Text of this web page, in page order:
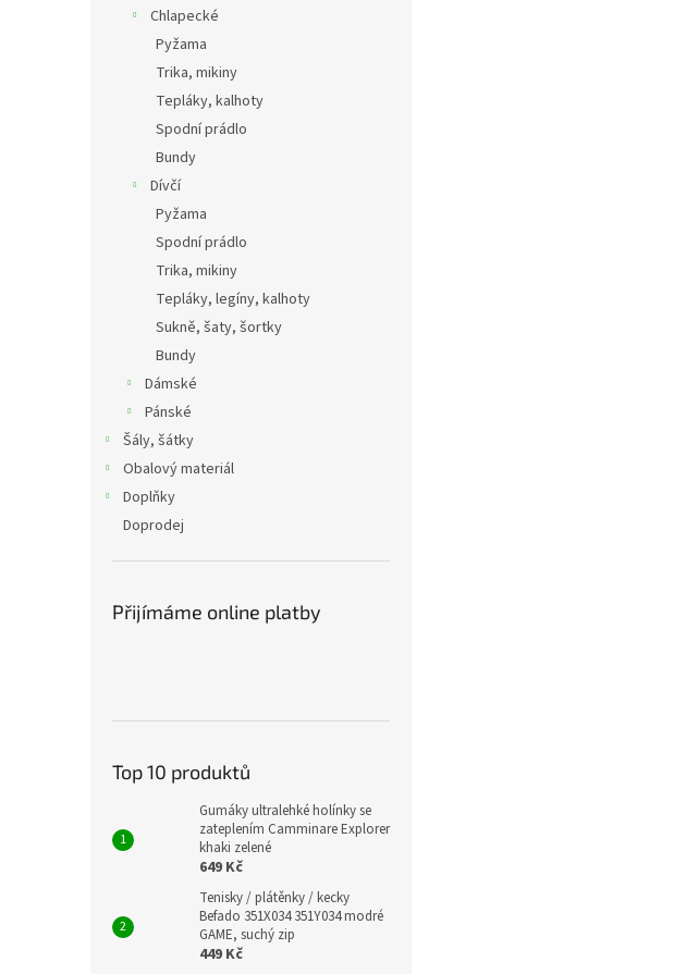
Chlapecké
Pyžama
Trika, mikiny
Tepláky, kalhoty
Spodní prádlo
Bundy
Dívčí
Pyžama
Spodní prádlo
Trika, mikiny
Tepláky, legíny, kalhoty
Sukně, šaty, šortky
Bundy
Dámské
Pánské
Šály, šátky
Obalový materiál
Doplňky
Doprodej
Přijímáme online platby
Top 10 produktů
Gumáky ultralehké holínky se
zateplením Camminare Explorer
khaki zelené
649 Kč
Tenisky / plátěnky / kecky
Befado 351X034 351Y034 modré
GAME, suchý zip
449 Kč